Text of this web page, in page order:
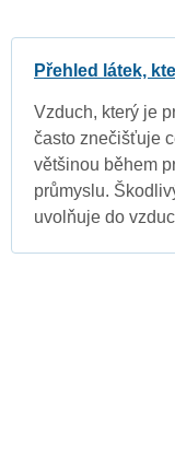
Přehled látek,
Vzduch, který je
často znečišťuje
většinou během
průmyslu.
uvolňuje do